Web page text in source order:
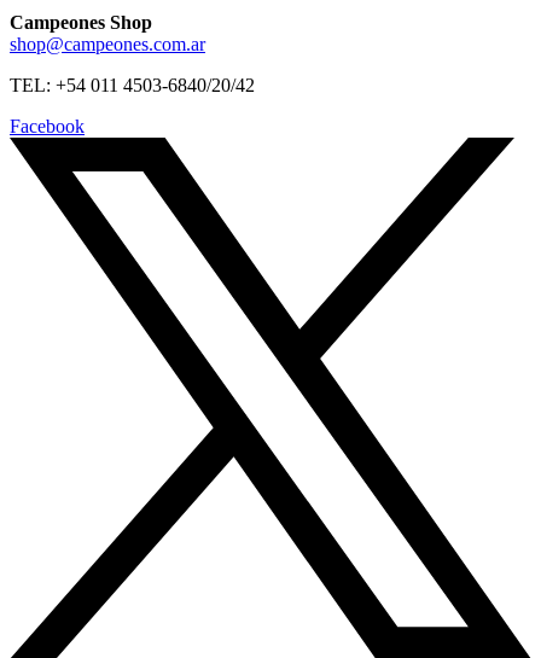
Campeones Shop
shop@campeones.com.ar
TEL: +54 011 4503-6840/20/42
Facebook